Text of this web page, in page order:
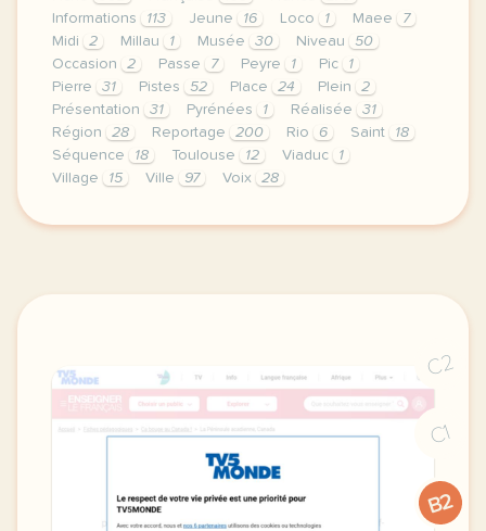
Informations
113 Jeune 16 Loco 1 Maee
7
Midi
2 Millau 1 Musée 30 Niveau
50
Occasion
2 Passe 7 Peyre 1 Pic
1
Pierre
31 Pistes 52 Place 24 Plein
2
Présentation
31 Pyrénées 1 Réalisée
31
Région
28 Reportage 200 Rio 6 Saint
18
Séquence
18 Toulouse 12 Viaduc
1
Village
15 Ville 97 Voix 28
le respect de votre vie privee est une priorite
C2
C1
B2